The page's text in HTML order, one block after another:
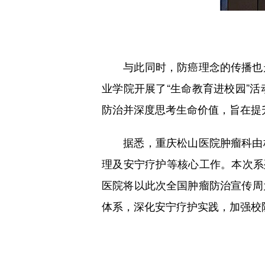
与此同时，防癌理念的传播也
业学院开展了“生命教育进校园”
防治并深度思考生命价值，旨在
据悉，重庆松山医院肿瘤科由
理及安宁疗护等核心工作。本次
医院将以此次全国肿瘤防治宣传
体系，深化安宁疗护实践，加强